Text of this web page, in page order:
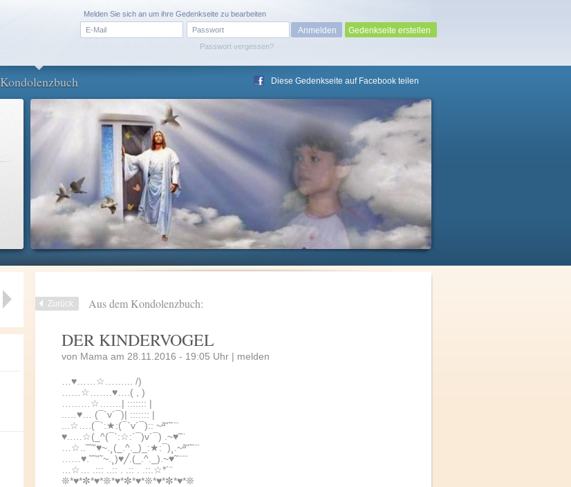
Passwort vergessen?
Melden Sie sich an um ihre Gedenkseite zu bearbeiten
Gedenkseite erstellen
Kondolenzbuch Diese Gedenkseite auf Facebook teilen
Zurück Aus dem Kondolenzbuch:
DER KINDERVOGEL
von Mama am 28.11.2016 - 19:05 Uhr | melden
…♥……☆……... /)
……☆…….♥….( , )
………☆….…| ::::::: |
..…♥… (¯`v´¯)| ::::::: |
...☆….(¯`:★:(¯`v´¯):: ~ª“˜¨¨
♥..…☆(_^(¯`:☆:´¯)v´¯) .~♥˜¨
…☆..˜˜“♥~.¸(_.^._)_:★:¯)¸.~ª“˜¨¨
……♥.˜˜“˜~.¸)♥╱.(_.^._).~♥˜¨¨¨
…☆… .::: ..:: . .:: . .::.☆*´¨
❊*♥*✼*♥*❊*♥*✼*♥*❊*♥*✼*♥*❊